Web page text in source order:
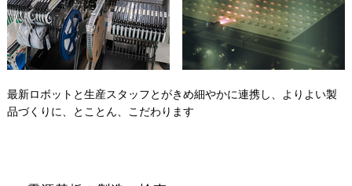
最新ロボットと生産スタッフとがきめ細やかに連携し、よりよい製
品づくりに、とことん、こだわります